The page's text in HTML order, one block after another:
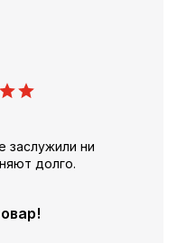
заслужили ни
долго.